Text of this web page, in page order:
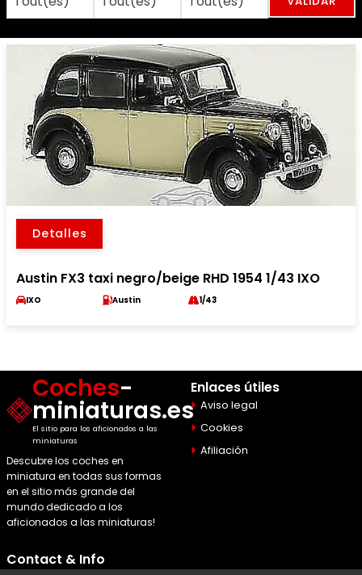
Detalles
Austin FX3 taxi negro/beige RHD 1954 1/43 IXO
IXO Austin 1/43
Coches-
miniaturas.es
El sitio para los aficionados a las
miniaturas
Descubre los coches en
miniatura en todas sus formas
en el sitio más grande del
mundo dedicado a los
aficionados a las miniaturas!
Enlaces útiles
Aviso legal
Cookies
Afiliación
Contact & Info